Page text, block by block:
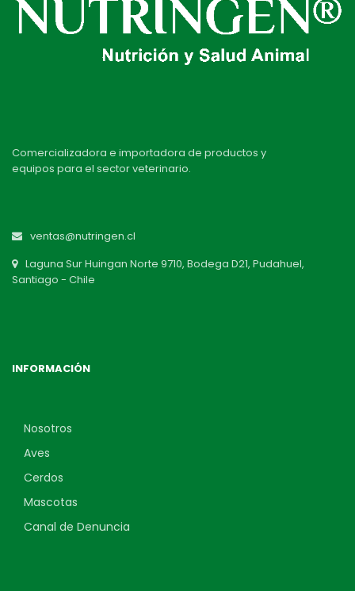
Comercializadora e importadora de productos y
equipos para el sector veterinario.
ventas@nutringen.cl
Laguna Sur Huingan Norte 9710, Bodega D21, Pudahuel,
Santiago - Chile
INFORMACIÓN
Nosotros
Aves
Cerdos
Mascotas
Canal de Denuncia